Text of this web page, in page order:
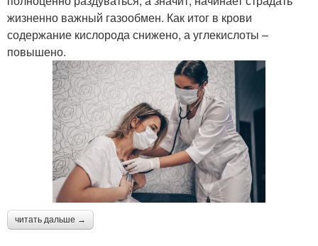
жизненно важный газообмен. Как итог в крови
содержание кислорода снижено, а углекислоты –
повышено.
читать дальше →